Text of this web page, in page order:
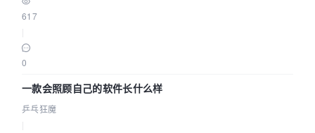
617
0
一款会照顾自己的软件长什么样
乒乓狂魔